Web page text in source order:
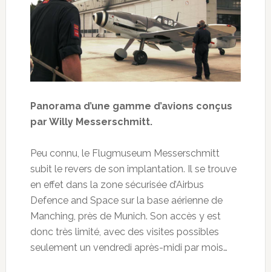
Panorama d’une gamme d’avions conçus
par Willy Messerschmitt.
Peu connu, le Flugmuseum Messerschmitt
subit le revers de son implantation. Il se trouve
en effet dans la zone sécurisée d’Airbus
Defence and Space sur la base aérienne de
Manching, près de Munich. Son accès y est
donc très limité, avec des visites possibles
seulement un vendredi après-midi par mois…